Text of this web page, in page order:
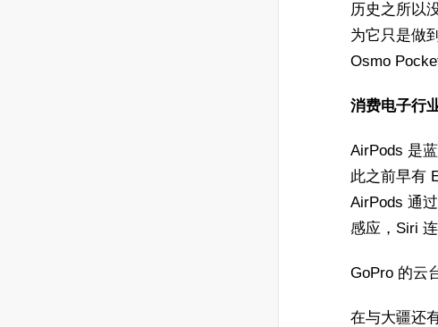
历史之所以
为它只是做
Osmo
消费电子行
AirPods 是
此之前早有
AirPods 通
感应，Siri
GoPro 的云
在与大疆还